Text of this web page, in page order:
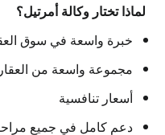
لماذا تختار وكالة أمرتيل؟
خبرة واسعة في سوق
مجموعة واسعة من
أسعار تنافسية
دعم كامل في جميع مراحل